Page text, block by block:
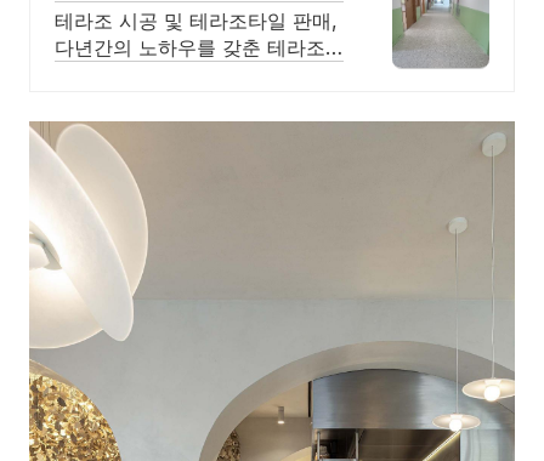
테라조 시공 및 테라조타일 판매,
다년간의 노하우를 갖춘 테라조